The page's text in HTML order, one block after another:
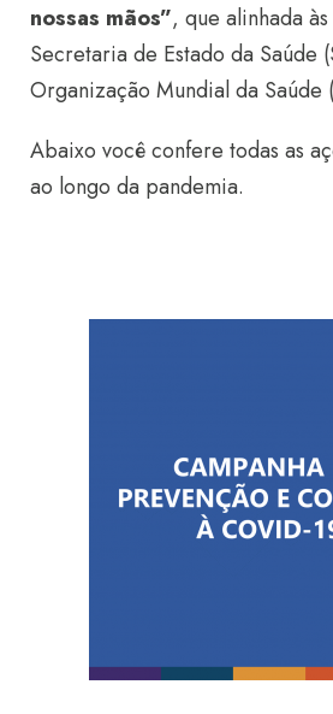
nossas mãos”, que alinhada
Secretaria de Estado da Saúde
Organização Mundial da Saúde
Abaixo você confere todas as
ao longo da pandemia.